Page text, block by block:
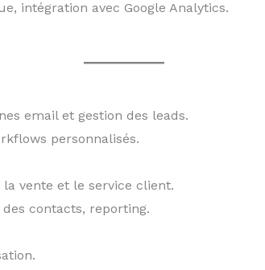
intégration avec Google Analytics.
email et gestion des leads.
personnalisés.
vente et le service client.
contacts, reporting.